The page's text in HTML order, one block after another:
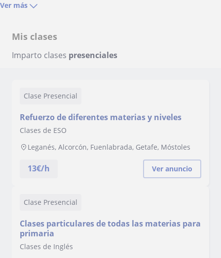
Ver más
Mis clases
Imparto clases presenciales
Clase Presencial
Refuerzo de diferentes materias y niveles
Clases de ESO
Leganés, Alcorcón, Fuenlabrada, Getafe, Móstoles
13€/h Ver anuncio
Clase Presencial
Clases particulares de todas las materias para
primaria
Clases de Inglés